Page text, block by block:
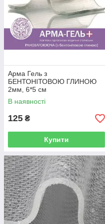
Арма Гель з
БЕНТОНІТОВОЮ ГЛИНОЮ
2мм, 6*5 см
В наявності
125 ₴
Купити